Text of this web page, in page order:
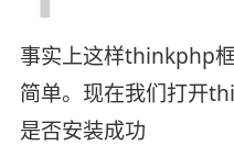
事实上这样thinkphp
简单。现在我们打开
是否安装成功